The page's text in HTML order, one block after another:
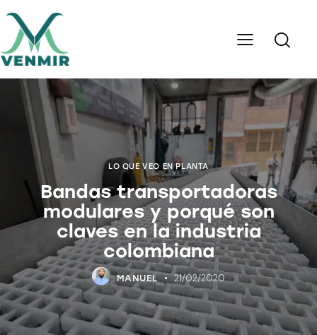
LO QUE VEO EN PLANTA
Bandas transportadoras
modulares y porqué son
claves en la industria
colombiana
MANUEL 21/02/2020